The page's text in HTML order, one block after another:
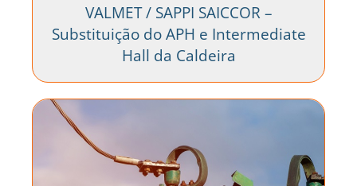
VALMET / SAPPI SAICCOR –
Substituição do APH e Intermediate
Hall da Caldeira